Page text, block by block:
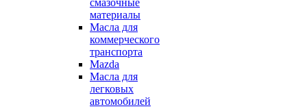
смазочные
материалы
Масла для
коммерческого
транспорта
Mazda
Масла для
легковых
автомобилей